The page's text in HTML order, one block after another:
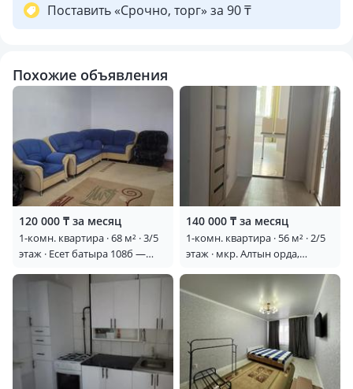
Поставить «Срочно, торг» за 90 ₸
Похожие объявления
120 000 ₸ за месяц
1-комн. квартира · 68 м² · 3/5
этаж · Есет батыра 108б —
остановка электрон,
140 000 ₸ за месяц
1-комн. квартира · 56 м² · 2/5
этаж · мкр. Алтын орда,